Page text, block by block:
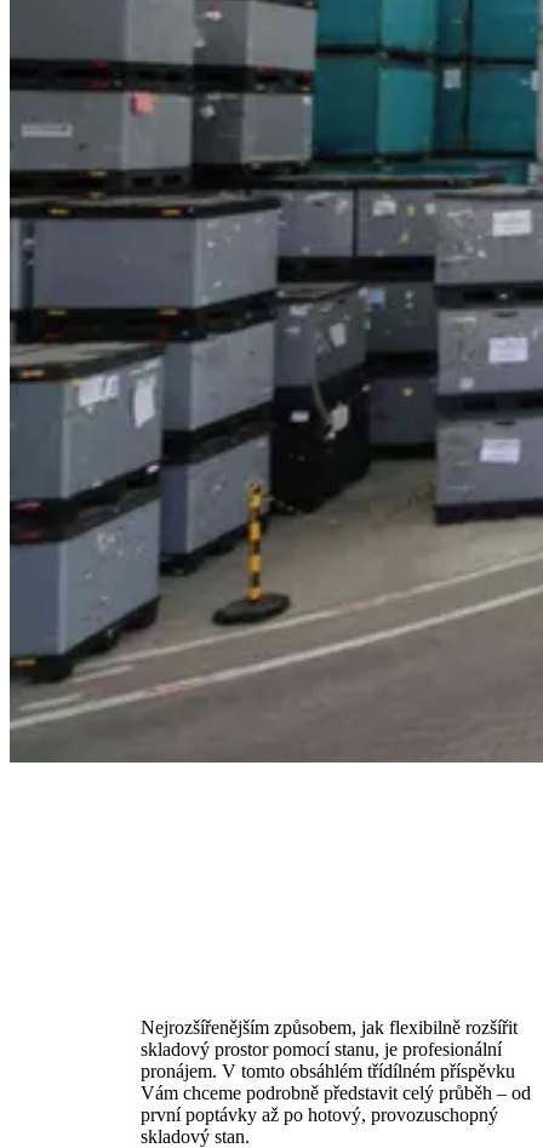
Nejrozšířenějším způsobem, jak flexibilně rozšířit
skladový prostor pomocí stanu, je profesionální
pronájem. V tomto obsáhlém třídílném příspěvku
Vám chceme podrobně představit celý průběh – od
první poptávky až po hotový, provozuschopný
skladový stan.